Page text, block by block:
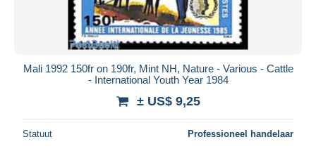
Mali 1992 150fr on 190fr, Mint NH, Nature - Various - Cattle
- International Youth Year 1984
± US$ 9,25
Statuut Professioneel handelaar